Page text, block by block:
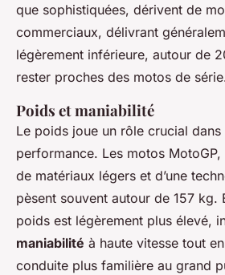
que sophistiquées, dérivent de
commerciaux, délivrant
légèrement inférieure, autour de
rester proches des motos de
Poids et maniabilité
Le poids joue un rôle crucial dans
performance. Les motos MotoGP,
de matériaux légers et d’une
pèsent souvent autour de 157 kg.
poids est légèrement plus élevé,
maniabilité à haute vitesse tout
conduite plus familière au grand